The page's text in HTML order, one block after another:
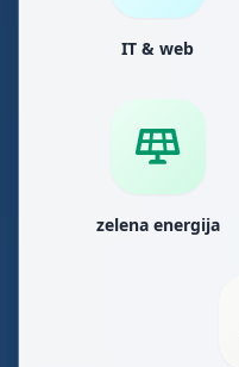
IT & web
zelena energija